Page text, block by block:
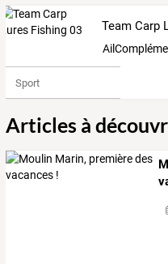
Sport
Articles à